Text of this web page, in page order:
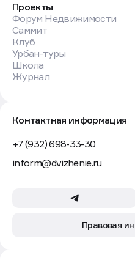
Проекты
Форум Недвижимости
Саммит
Клуб
Урбан-туры
Школа
Журнал
Контактная информация
+7 (932) 698-33-30
inform@dvizhenie.ru
Правовая